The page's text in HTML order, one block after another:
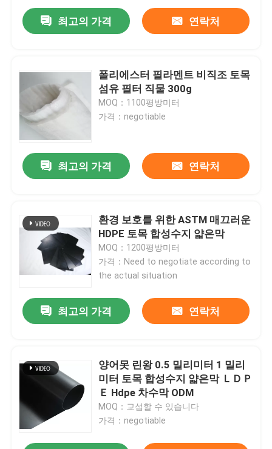
최고의 가격 연락처
폴리에스터 필라멘트 비직조 토목
섬유 필터 직물 300g
MOQ：1100평방미터
가격：negotiable
최고의 가격 연락처
환경 보호를 위한 ASTM 매끄러운
HDPE 토목 합성수지 얇은막
MOQ：1200평방미터
가격：Need to negotiate according to
the actual situation
최고의 가격 연락처
양어못 린왕 0.5 밀리미터 1 밀리
미터 토목 합성수지 얇은막 ＬＤＰ
Ｅ Hdpe 차수막 ODM
MOQ：교섭할 수 있습니다
가격：negotiable